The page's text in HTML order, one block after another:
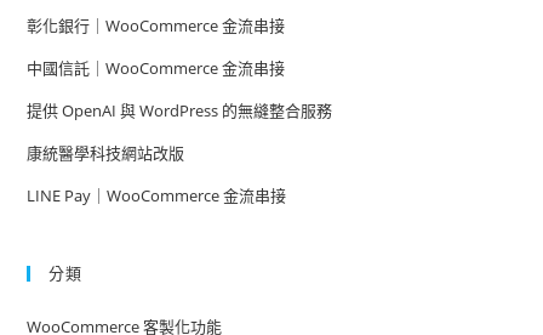
彰化銀行｜WooCommerce 金流串接
中國信託｜WooCommerce 金流串接
提供 OpenAI 與 WordPress 的無縫整合服務
康統醫學科技網站改版
LINE Pay｜WooCommerce 金流串接
分類
WooCommerce 客製化功能